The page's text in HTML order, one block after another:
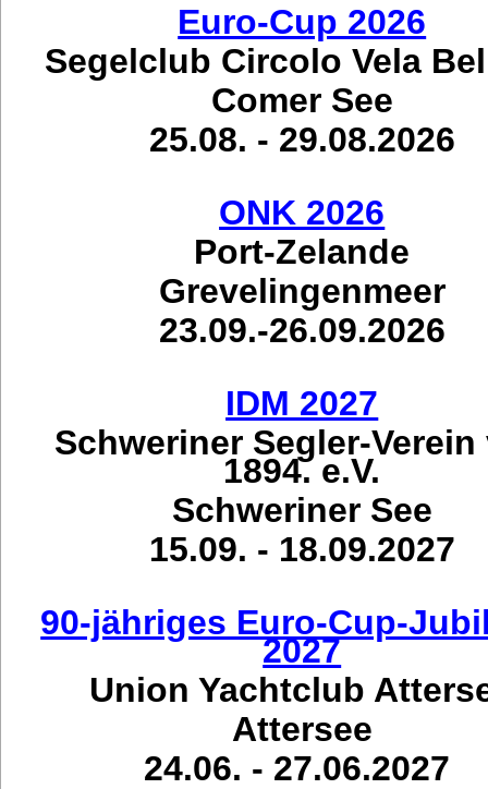
Euro-Cup 2026
Segelclub Circolo Vela
Comer See
25.08. - 29.08.2026
ONK 2026
Port-Zelande
Grevelingenmeer
23.09.-26.09.2026
IDM 2027
Schweriner Segler-Verein
1894. e.V.
Schweriner See
15.09. - 18.09.2027
90-jähriges Euro-Cup-
2027
Union Yachtclub
Attersee
24.06. - 27.06.2027